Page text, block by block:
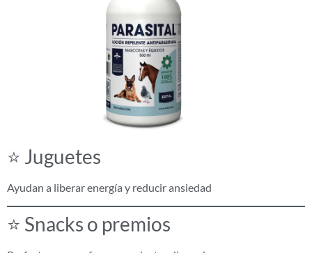
⭐ Juguetes
Ayudan a liberar energía y reducir ansiedad
⭐ Snacks o premios